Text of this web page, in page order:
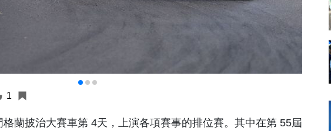
1
蘭披治大賽車第 4天，上演各項賽事的排位賽。其中在第 55屆